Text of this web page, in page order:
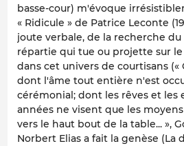
basse-cour) m'évoque
« Ridicule » de Patrice Leconte
joute verbale, de la recherche
répartie qui tue ou projette sur
dans cet univers de courtisans («
dont l'âme tout entière n'est
cérémonial; dont les rêves et les
années ne visent que les
vers le haut bout de la table... »,
Norbert Elias a fait la genèse (La